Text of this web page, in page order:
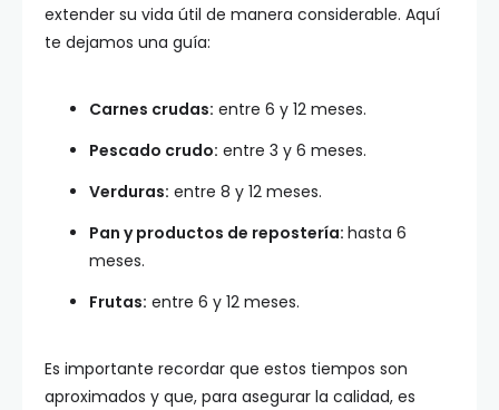
extender su vida útil de manera considerable. Aquí
te dejamos una guía:
Carnes crudas: entre 6 y 12 meses.
Pescado crudo: entre 3 y 6 meses.
Verduras: entre 8 y 12 meses.
Pan y productos de repostería: hasta 6
meses.
Frutas: entre 6 y 12 meses.
Es importante recordar que estos tiempos son
aproximados y que, para asegurar la calidad, es